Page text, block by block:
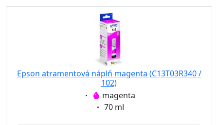
Epson atramentová náplň magenta (C13T03R340 /
102)
Eigenschaft:
magenta
Eigenschaft:
70 ml